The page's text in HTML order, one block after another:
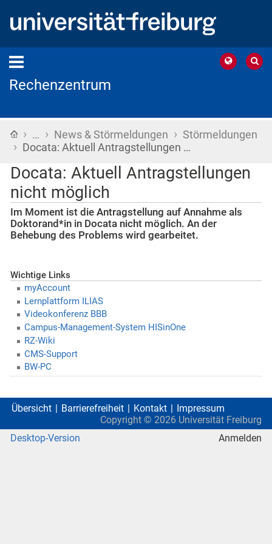
Rechenzentrum
Startseite
› … › News & Störmeldungen › Störmeldungen
› Docata: Aktuell Antragstellungen …
Docata: Aktuell Antragstellungen
nicht möglich
Im Moment ist die Antragstellung auf Annahme als
Doktorand*in in Docata nicht möglich. An der
Behebung des Problems wird gearbeitet.
Wichtige Links
myAccount
Lernplattform ILIAS
Videokonferenz BBB
Campus-Management-System HISinOne
RZ-Wiki
CMS-Support
BW-PC
Übersicht Barrierefreiheit Kontakt
Impressum
Copyright © 2026 Universität Freiburg
Desktop-Version
Anmelden